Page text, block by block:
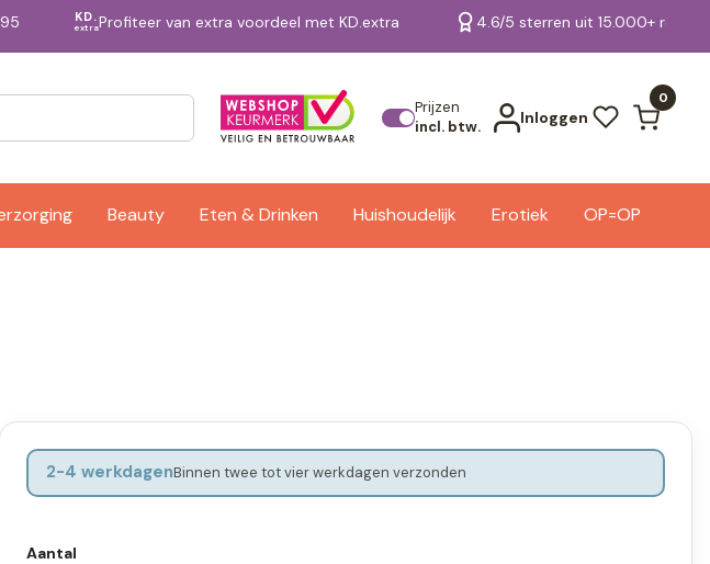
KD.
extraProfiteer van extra voordeel met KD.extra 4.6/5 sterren uit 15.000+
Prijzen
incl. btw.
Inloggen
0
Beauty Eten & Drinken Huishoudelijk Erotiek OP=OP
Bekijk alle resultaten
2-4 werkdagenBinnen twee tot vier werkdagen verzonden
Aantal